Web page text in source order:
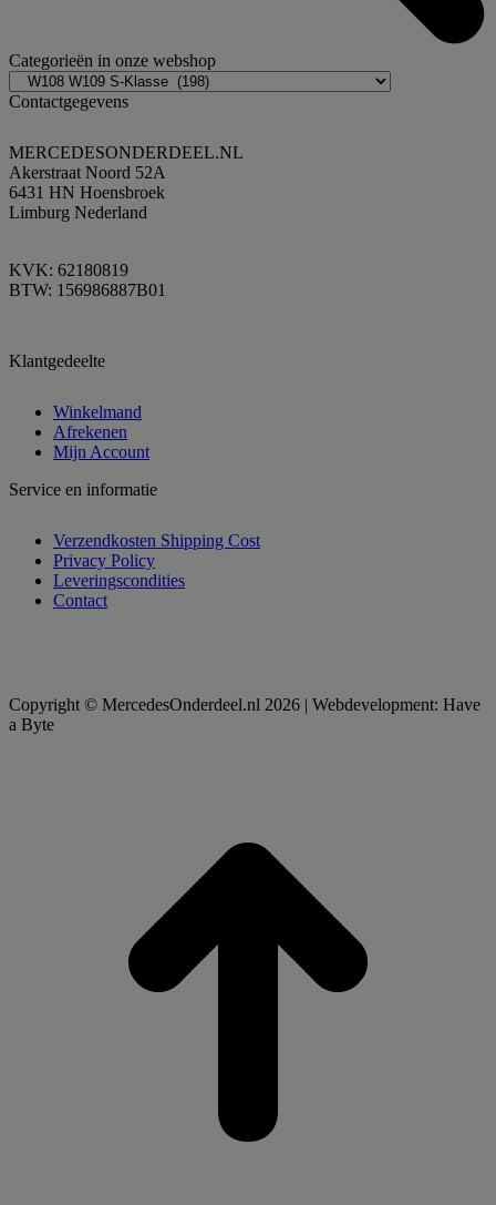
Categorieën in onze webshop
Contactgegevens
MERCEDESONDERDEEL.NL
Akerstraat Noord 52A
6431 HN Hoensbroek
Limburg Nederland
KVK: 62180819
BTW: 156986887B01
Klantgedeelte
Winkelmand
Afrekenen
Mijn Account
Service en informatie
Verzendkosten Shipping Cost
Privacy Policy
Leveringscondities
Contact
Copyright © MercedesOnderdeel.nl 2026 | Webdevelopment: Have
a Byte